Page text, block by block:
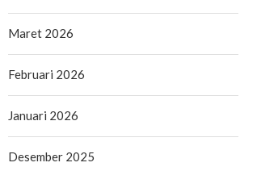
Maret 2026
Februari 2026
Januari 2026
Desember 2025